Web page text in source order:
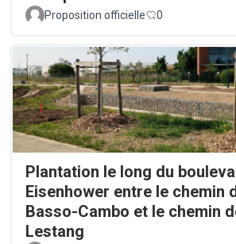
Proposition officielle
0
Plantation le long du
Eisenhower entre le chemin
Basso-Cambo et le chemin
Lestang